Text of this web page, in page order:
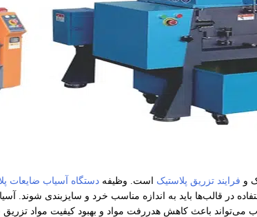
و فرایند تزریق پلاستیک است. وظیفه دستگاه آسیاب ضایعات
قالب‌ها باید به اندازه‌ مناسب خرد و سایزبندی شوند.
می‌تواند باعث کاهش هدررفت مواد و بهبود کیفیت مواد